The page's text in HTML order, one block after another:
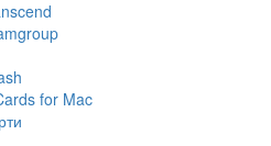
for Mac